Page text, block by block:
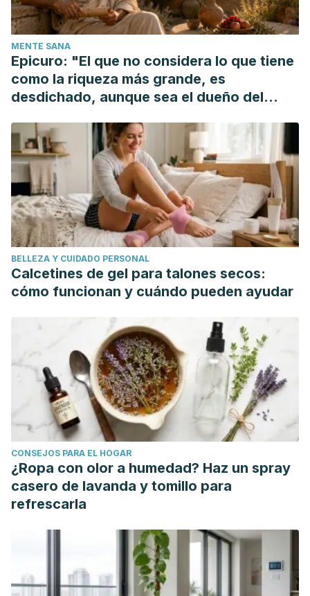
Nutrition and Wellness 2008; 1: 23-26.
Leontiev R, Hohaus N, Jacob C, Gruhlke MCH, Slusarenko
AJ. A comparison of the antibacterial and antifungal
activities of thiosulfinate analogues of allicin. Sci Rep 2018;
8: 6763.
Ferreira ICFR. Antimicrobial and antioxidant properties of
various Greek garlic genotypes. Food Chem 2018; 245: 7-
12.
MENTE SANA
Epicuro: "El que no considera lo que tiene
como la riqueza más grande, es
desdichado, aunque sea el dueño del
BELLEZA Y CUIDADO PERSONAL
Calcetines de gel para talones secos:
cómo funcionan y cuándo pueden ayudar
CONSEJOS PARA EL HOGAR
¿Ropa con olor a humedad? Haz un spray
casero de lavanda y tomillo para
refrescarla